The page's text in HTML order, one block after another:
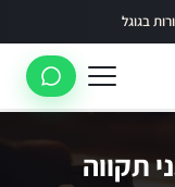
תקווה